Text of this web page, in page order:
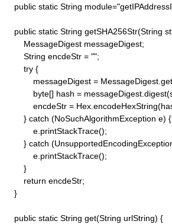
public static String
public static String getSHA256Str(String
        MessageDigest messageDigest;
        String encdeStr = "";
        try {
messageDigest =
byte[] hash =
encdeStr =
        } catch (NoSuchAlgorithmException e) {
            e.printStackTrace();
} catch
            e.printStackTrace();
        }
        return encdeStr;
    }
    public static String get(String urlString) {